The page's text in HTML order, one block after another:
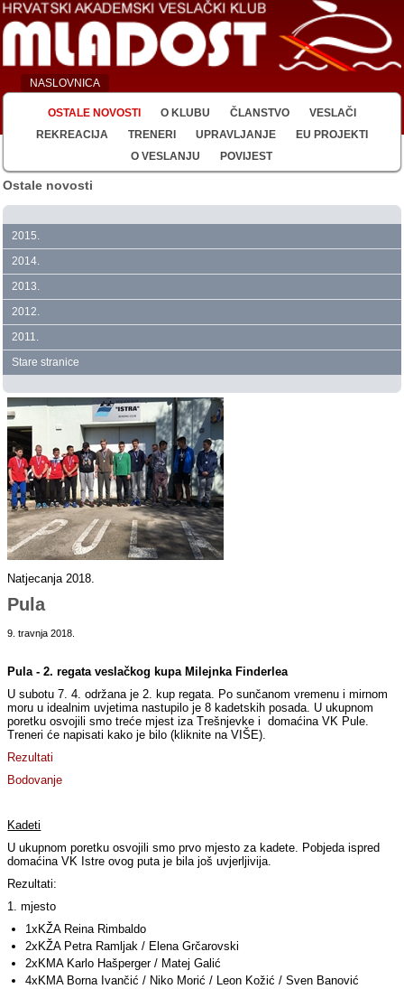
NASLOVNICA
OSTALE NOVOSTI O KLUBU ČLANSTVO
VESLAČI
REKREACIJA
TRENERI UPRAVLJANJE
EU PROJEKTI
O VESLANJU
POVIJEST
Ostale novosti
2015.
2014.
2013.
2012.
2011.
Stare stranice
Natjecanja 2018.
Pula
9. travnja 2018.
Pula - 2. regata veslačkog kupa Milejnka Finderlea
U subotu 7. 4. održana je 2. kup regata. Po sunčanom vremenu i mirnom
moru u idealnim uvjetima nastupilo je 8 kadetskih posada. U ukupnom
poretku osvojili smo treće mjest iza Trešnjevke i domaćina VK Pule.
Treneri će napisati kako je bilo (kliknite na VIŠE).
Rezultati
Bodovanje
Kadeti
U ukupnom poretku osvojili smo prvo mjesto za kadete. Pobjeda ispred
domaćina VK Istre ovog puta je bila još uvjerljivija.
Rezultati:
1. mjesto
1xKŽA Reina Rimbaldo
2xKŽA Petra Ramljak / Elena Grčarovski
2xKMA Karlo Hašperger / Matej Galić
4xKMA Borna Ivančić / Niko Morić / Leon Kožić / Sven Banović